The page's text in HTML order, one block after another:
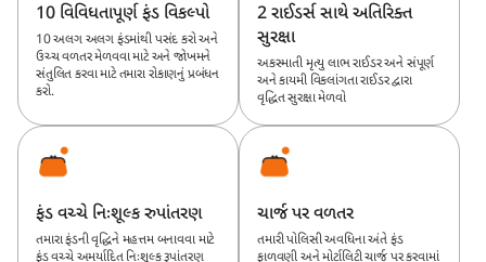
10 વિવિધતાપૂર્ણ ફંડ વિકલ્પો
10 અલગ અલગ ફંડમાંથી પસંદ કરો અને
ઉચ્ચ વળતર મેળવવા માટે અને જોખમને
સંતુલિત કરવા માટે તમારા રોકાણનું પ્રબંધન
કરો.
2 રાઈડર્સ સાથે અતિરિક્ત
સુરક્ષા
અકસ્માતી મૃત્યુ લાભ રાઈડર અને સંપૂર્ણ
અને કાયમી વિકલાંગતા રાઈડર દ્વારા
વૃદ્ધિત સુરક્ષા મેળવો
ફંડ વચ્ચે નિઃશૂલ્ક રુપાંતરણ
તમારા ફંડની વૃદ્ધિને મહત્તમ બનાવવા માટે
ફંડ વચ્ચે અમર્યાદિત નિઃશૂલ્ક રૂપાંતરણ
ચાર્જ પર વળતર
તમારી પોલિસી અવધિના અંતે ફંડ
ફાળવણી અને મોર્ટાલિટી ચાર્જ પર કરવામાં